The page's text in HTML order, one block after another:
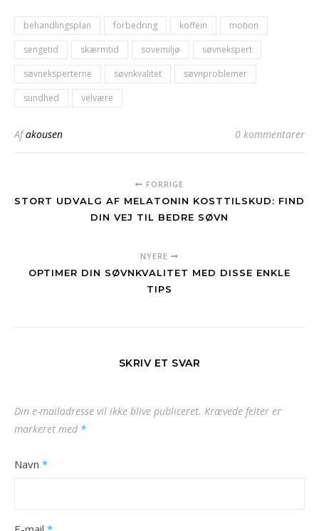
behandlingsplan forbedring koffein
motion
sengetid
skærmtid sovemiljø
søvnekspert
søvneksperterne
søvnkvalitet
søvnproblemer
sundhed
velvære
Afakousen 0 kommentarer
FORRIGE
STORT UDVALG AF MELATONIN KOSTTILSKUD: FIND
DIN VEJ TIL BEDRE SØVN
NYERE
OPTIMER DIN SØVNKVALITET MED DISSE ENKLE
TIPS
SKRIV ET SVAR
Din e-mailadresse vil ikke blive publiceret. Krævede felter er
markeret med *
Navn *